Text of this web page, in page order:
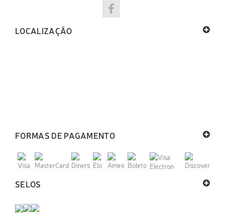
LOCALIZAÇÃO
FORMAS DE PAGAMENTO
SELOS